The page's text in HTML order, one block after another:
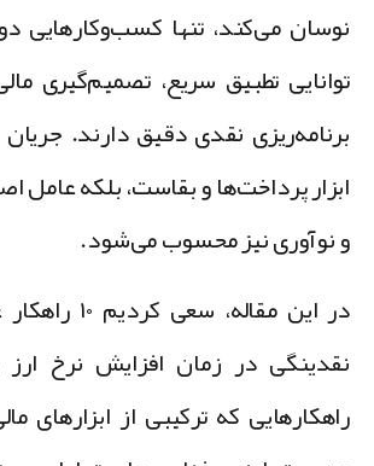
می‌کند، تنها کسب‌وکارهایی
تطبیق سریع، تصمیم‌گیری مالی
نقدی دقیق دارند.جریان
پرداخت‌ها و بقاست، بلکه عامل
نوآوری نیز محسوب می‌شود.
این مقاله، سعی کردیم ۱۰ راهکار
در زمان افزایش نرخ ارز را
که ترکیبی از ابزارهای